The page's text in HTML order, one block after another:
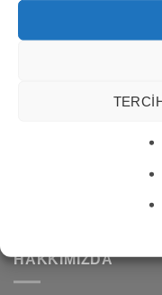
Waterjet Mozaik WJC-
HAKKIMIZDA